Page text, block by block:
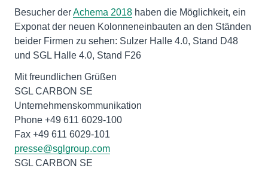
Besucher derAchema 2018 haben die Möglichkeit, ein
Exponat der neuen Kolonneneinbauten an den Ständen
beider Firmen zu sehen: Sulzer Halle 4.0, Stand D48
und SGL Halle 4.0, Stand F26
Mit freundlichen Grüßen
SGL CARBON SE
Unternehmenskommunikation
Phone +49 611 6029-100
presse@sglgroup.com
SGL CARBON SE